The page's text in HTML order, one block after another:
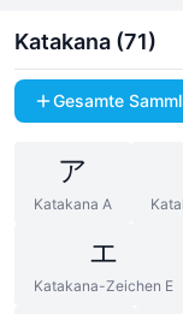
Katakana (71)
Gesamte
ア
Katakana A
エ
Katakana-Zeichen E